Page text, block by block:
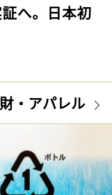
へ。日本初
・アパレル